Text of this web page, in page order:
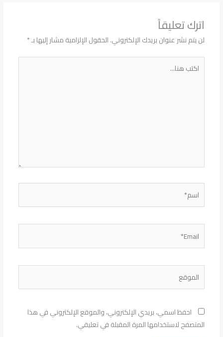
اترك تعليقاً
لن يتم نشر عنوان بريدك الإلكتروني.الحقول الإلزامية مشار إليها بـ*
هنا...
احفظ اسمي، بريدي الإلكتروني، والموقع الإلكتروني في هذا
المتصفح لاستخدامها المرة المقبلة في تعليقي.